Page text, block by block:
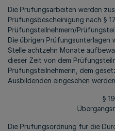
Die Prüfungsarbeiten werden
Prüfungsbescheinigung nach §
Prüfungsteilnehmern/
Die übrigen Prüfungsunterlagen
Stelle achtzehn Monate
dieser Zeit von dem
Prüfungsteilnehmerin, dem
Ausbildenden eingesehen
§ 19
Die Prüfungsordnung für die